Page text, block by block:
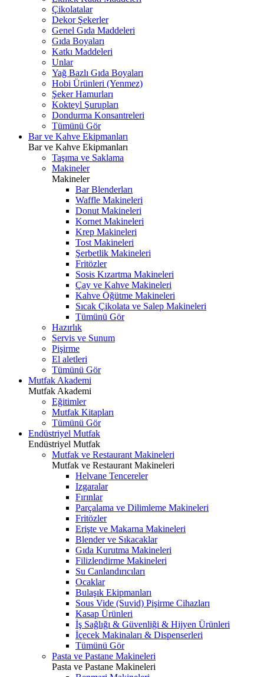
Çikolatalar
Dekor Şekerler
Genel Gıda Maddeleri
Gıda Boyaları
Katkı Maddeleri
Unlar
Yağ Bazlı Gıda Boyaları
Hobi Ürünleri (Yenmez)
Şeker Hamurları
Kokteyl Şurupları
Dondurma Konsantreleri
Tümünü Gör
Bar ve Kahve Ekipmanları
Bar ve Kahve Ekipmanları
Taşıma ve Saklama
Makineler
Makineler
Bar Blenderları
Waffle Makineleri
Donut Makineleri
Kornet Makineleri
Krep Makineleri
Tost Makineleri
Şerbetlik Makineleri
Fritözler
Sosis Kızartma Makineleri
Çay ve Kahve Makineleri
Kahve Öğütme Makineleri
Sıcak Çikolata ve Salep Makineleri
Tümünü Gör
Hazırlık
Servis ve Sunum
Pişirme
El aletleri
Tümünü Gör
Mutfak Akademi
Mutfak Akademi
Eğitimler
Mutfak Kitapları
Tümünü Gör
Endüstriyel Mutfak
Endüstriyel Mutfak
Mutfak ve Restaurant Makineleri
Mutfak ve Restaurant Makineleri
Helvane Tencereler
Izgaralar
Fırınlar
Parçalama ve Dilimleme Makineleri
Fritözler
Erişte ve Makarna Makineleri
Blender ve Sıkacaklar
Gıda Kurutma Makineleri
Filizlendirme Makineleri
Su Canlandırıcıları
Ocaklar
Bulaşık Ekipmanları
Sous Vide (Suvid) Pişirme Cihazları
Kasap Ürünleri
İş Sağlığı & Güvenliği & Hijyen Ürünleri
İçecek Makinaları & Dispenserleri
Tümünü Gör
Pasta ve Pastane Makineleri
Pasta ve Pastane Makineleri